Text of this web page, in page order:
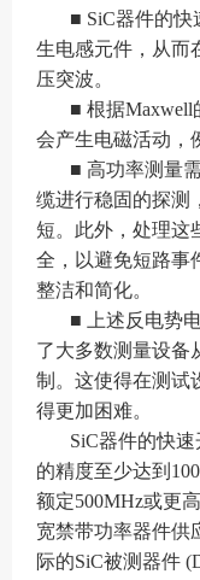
■ SiC器件的
生电感元件，从而
压突波。
■ 根据
会产生电磁活动，
■ 高功率测量
缆进行稳固的探测
短。 此外，处理这
全，以避免短路事
整洁和简化。
■ 上述反电势
了大多数测量设备
制。这使得在测试
得更加困难。
SiC器件的快
的精度至少达到
额定500MHz或更
宽禁带功率器件供
际的SiC被测器件